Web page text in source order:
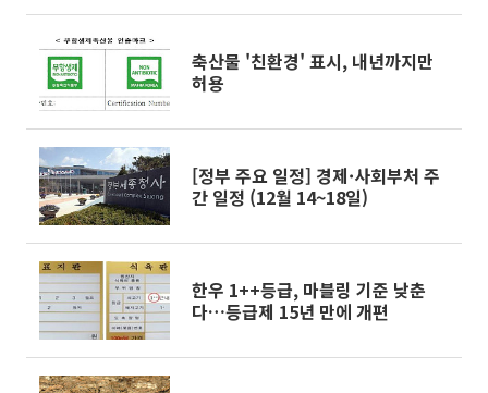
축산물 '친환경' 표시, 내년까지만
허용
[정부 주요 일정] 경제·사회부처 주
간 일정 (12월 14~18일)
한우 1++등급, 마블링 기준 낮춘
다…등급제 15년 만에 개편